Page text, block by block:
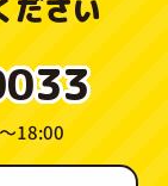
ださい
18:00